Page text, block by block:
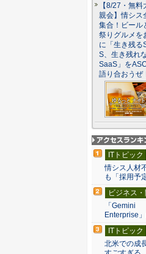
【8/27・無料
親会】情シス
集合！ビール
祭りグルメを
に「生き残る
S、生き残れ
SaaS」を
語り合おうぜ
アクセスラン
グ
ITトピック
情シス人材
も「採用予
ビジネス
「Gemini
Enterprise
ITトピック
北米での成